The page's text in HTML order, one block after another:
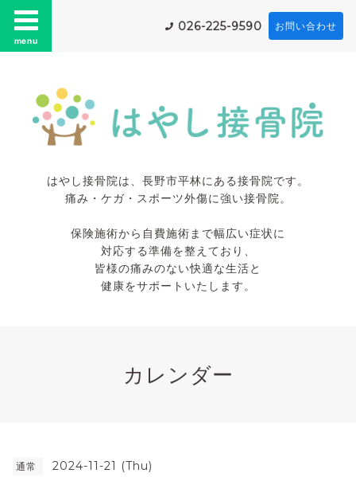
menu
026-225-9590 お問い合わせ
はやし接骨院は、長野市平林にある接骨院です。
痛み・ケガ・スポーツ外傷に強い接骨院。
保険施術から自費施術まで幅広い症状に
対応する準備を整えており、
皆様の痛みのない快適な生活と
健康をサポートいたします。
カレンダー
通常 2024-11-21 (Thu)